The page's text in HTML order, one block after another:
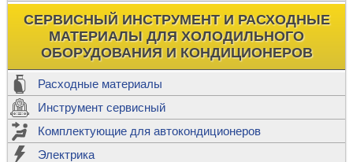
СЕРВИСНЫЙ ИНСТРУМЕНТ И РАСХОДНЫЕ
МАТЕРИАЛЫ ДЛЯ ХОЛОДИЛЬНОГО
ОБОРУДОВАНИЯ И КОНДИЦИОНЕРОВ
Расходные материалы
Инструмент сервисный
Комплектующие для автокондиционеров
Электрика